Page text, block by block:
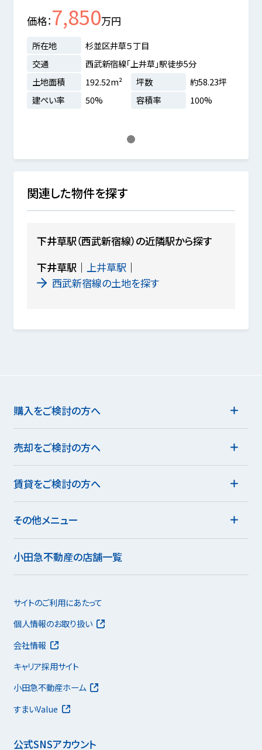
価格 7,850万円
所在地
杉並区井草５丁目
交通
西武新宿線「上井草」駅徒歩5分
土地面積
192.52m² 坪数
約58.23坪
建ぺい率
50% 容積率 100%
1
関連した物件を探す
下井草駅（西武新宿線）の近隣駅から探す
下井草駅
上井草駅
西武新宿線の土地を探す
購入をご検討の方へ
売却をご検討の方へ
賃貸をご検討の方へ
その他メニュー
小田急不動産の店舗一覧
公式SNSアカウント
サイトのご利用にあたって
個人情報のお取り扱い
会社情報
キャリア採用サイト
小田急不動産ホーム
すまいValue